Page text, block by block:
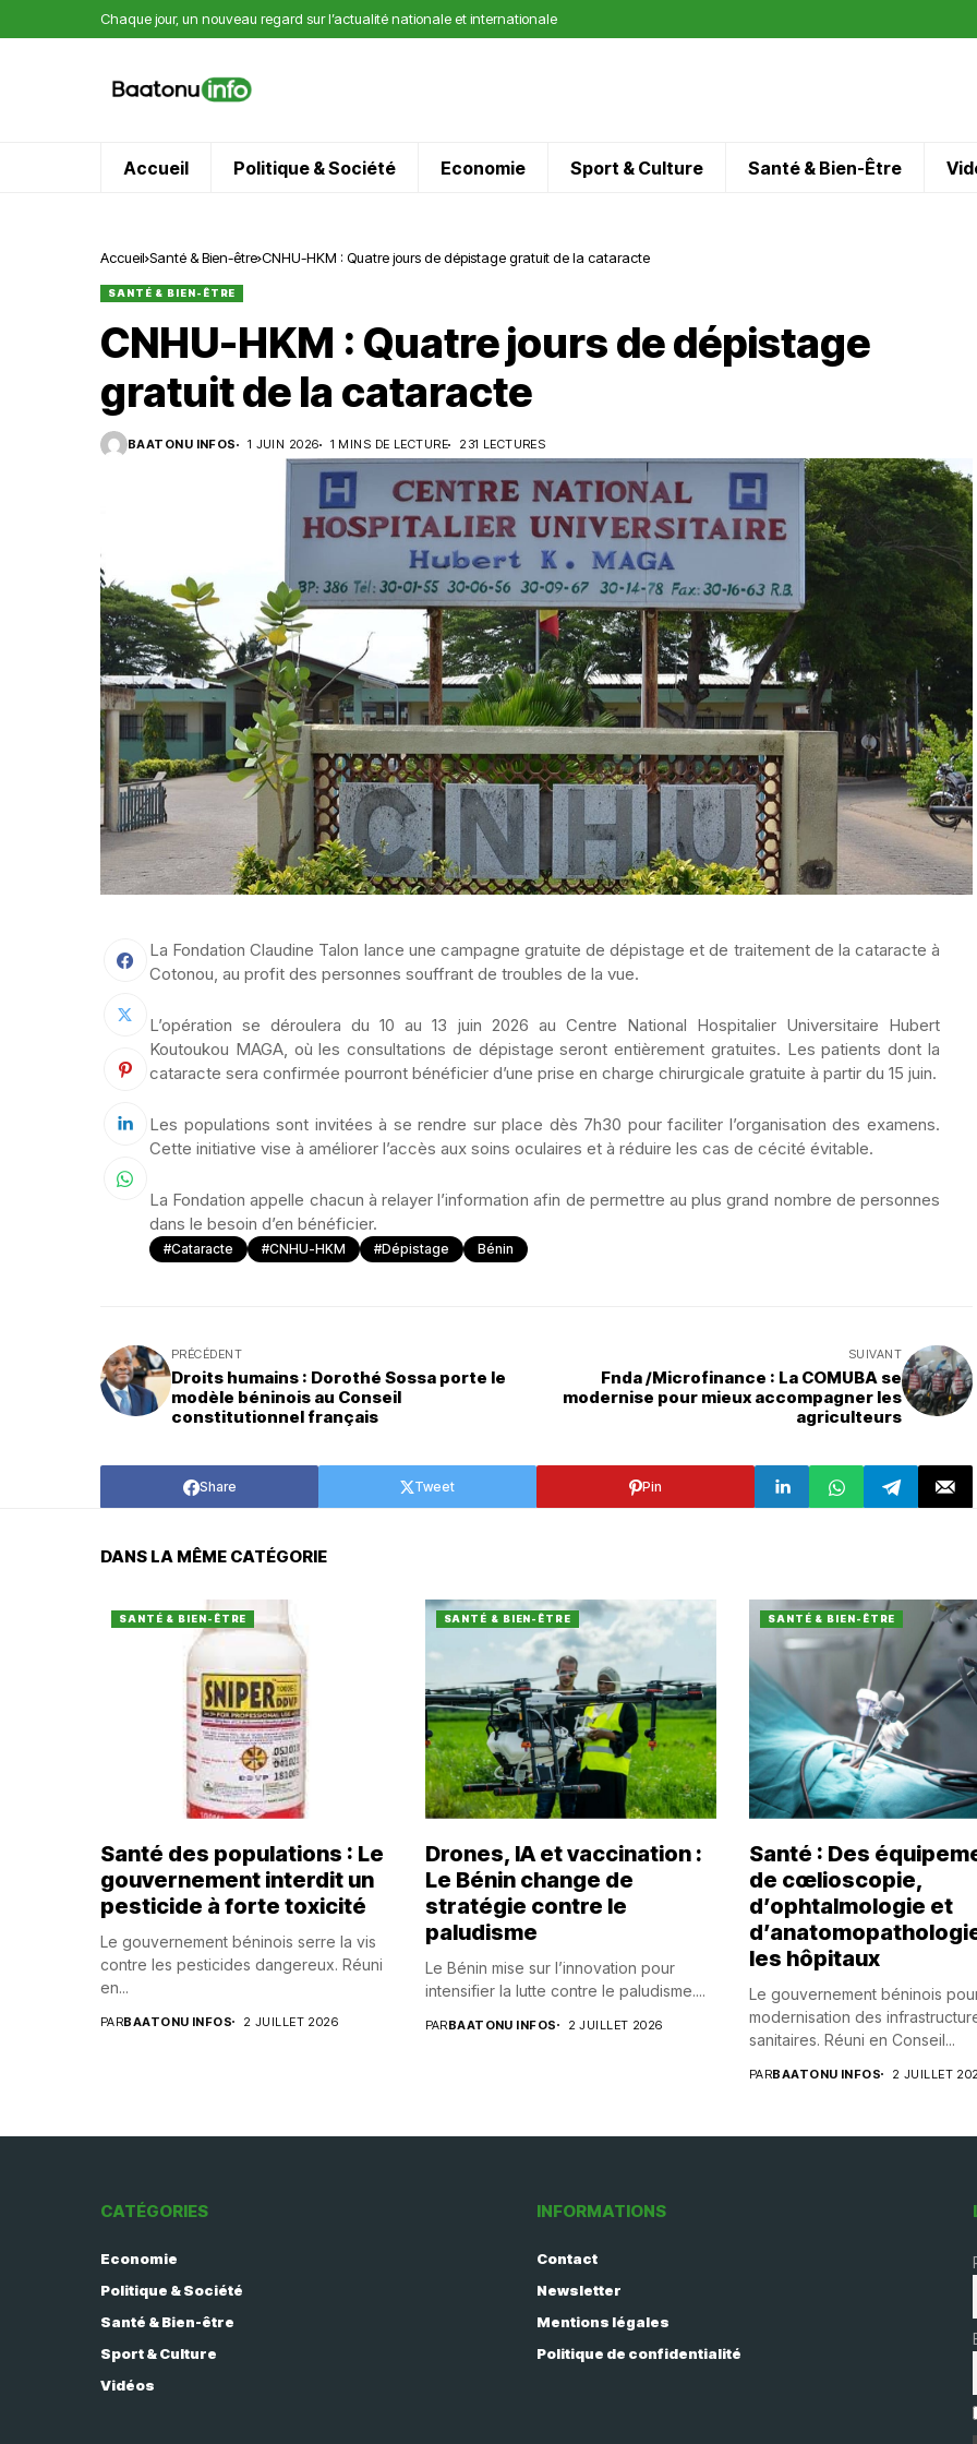
Chaque jour, un nouveau regard sur l’actualité nationale et internationale
Accueil Politique & Société Economie Sport & Culture Santé & Bien-Être
Accueil Santé & Bien-être CNHU-HKM : Quatre jours de dépistage gratuit de la cataracte
SANTÉ & BIEN-ÊTRE
CNHU-HKM : Quatre jours de dépistage
gratuit de la cataracte
BAATONU INFOS 1 JUIN 2026 1 MINS DE LECTURE 231 LECTURES
La Fondation Claudine Talon lance une campagne gratuite de dépistage et de traitement de la cataracte à
Cotonou, au profit des personnes souffrant de troubles de la vue.
L’opération se déroulera du 10 au 13 juin 2026 au Centre National Hospitalier Universitaire Hubert
Koutoukou MAGA, où les consultations de dépistage seront entièrement gratuites. Les patients dont la
cataracte sera confirmée pourront bénéficier d’une prise en charge chirurgicale gratuite à partir du 15 juin.
Les populations sont invitées à se rendre sur place dès 7h30 pour faciliter l’organisation des examens.
Cette initiative vise à améliorer l’accès aux soins oculaires et à réduire les cas de cécité évitable.
La Fondation appelle chacun à relayer l’information afin de permettre au plus grand nombre de personnes
dans le besoin d’en bénéficier.
#Cataracte #CNHU-HKM #Dépistage Bénin
PRÉCÉDENT
Droits humains : Dorothé Sossa porte le
modèle béninois au Conseil
constitutionnel français
SUIVANT
Fnda /Microfinance : La COMUBA se
modernise pour mieux accompagner les
agriculteurs
Share Tweet Pin
DANS LA MÊME CATÉGORIE
SANTÉ & BIEN-ÊTRE
Santé des populations : Le
gouvernement interdit un
pesticide à forte toxicité
Le gouvernement béninois serre la vis
contre les pesticides dangereux. Réuni
en...
PARBAATONU INFOS 2 JUILLET 2026
SANTÉ & BIEN-ÊTRE
Drones, IA et vaccination :
Le Bénin change de
stratégie contre le
paludisme
Le Bénin mise sur l’innovation pour
intensifier la lutte contre le paludisme....
PARBAATONU INFOS 2 JUILLET 2026
SANTÉ & BIEN-ÊTRE
Santé : Des
de cœlioscopie,
d’ophtalmologie et
les hôpitaux
Le gouvernement béninois
modernisation des
sanitaires. Réuni en Conseil...
PARBAATONU INFOS 2 JUILLET
CATÉGORIES
Economie
Politique & Société
Santé & Bien-être
Sport & Culture
Vidéos
INFORMATIONS
Contact
Newsletter
Mentions légales
Politique de confidentialité